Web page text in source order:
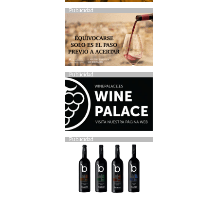
Publicidad
Publicidad
Publicidad